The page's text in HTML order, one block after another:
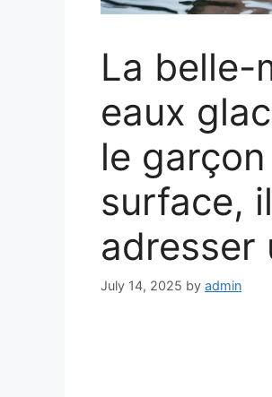
La belle-
eaux
le
surface,
adresser
July 14, 2025 by admin